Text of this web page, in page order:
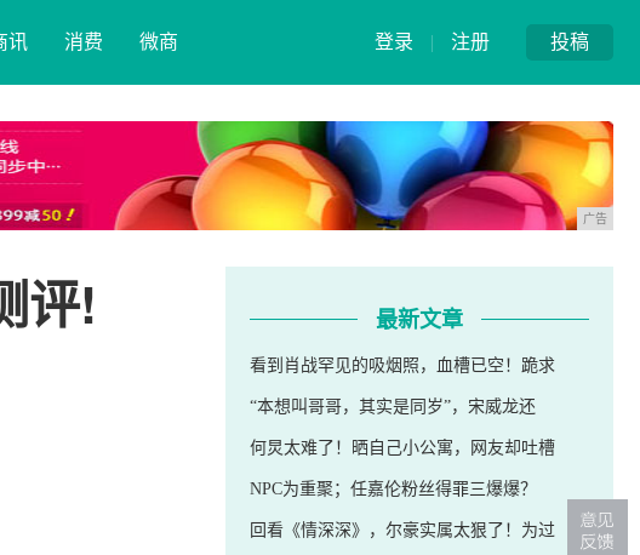
投稿
登录 | 注册
讯 消费 微商
广告
评! 最新文章
看到肖战罕见的吸烟照，血槽已空！跪求
“本想叫哥哥，其实是同岁”，宋威龙还
何炅太难了！晒自己小公寓，网友却吐槽
NPC为重聚；任嘉伦粉丝得罪三爆爆？
回看《情深深》，尔豪实属太狠了！为过